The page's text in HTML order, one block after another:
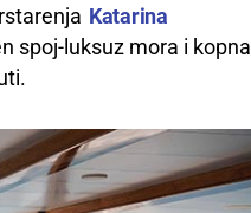
Katarina
spoj-luksuz mora i kopna